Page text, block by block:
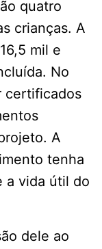
quatro
crianças. A
mil e
No
certificados
A
tenha
a vida útil do
dele ao